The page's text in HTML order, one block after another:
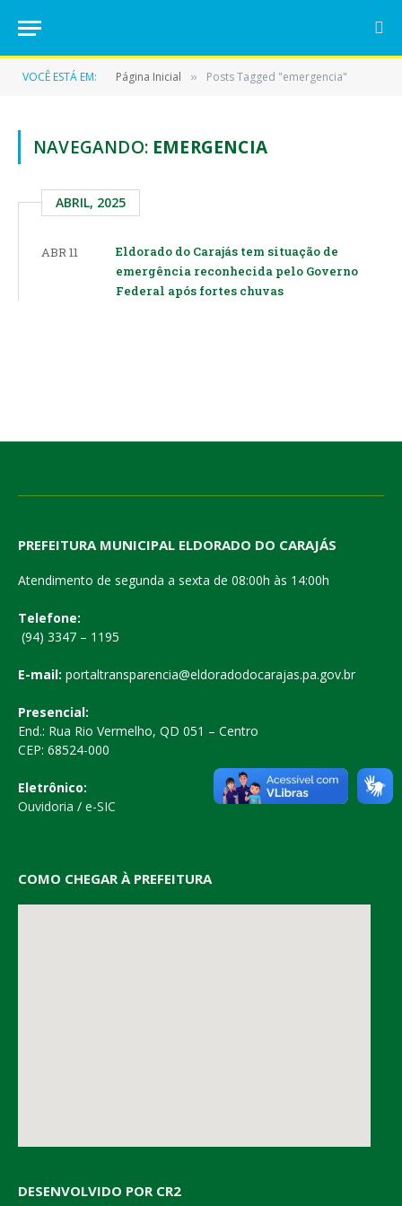
VOCÊ ESTÁ EM: Página Inicial » Posts Tagged "emergencia"
NAVEGANDO: EMERGENCIA
ABRIL, 2025
ABR 11
Eldorado do Carajás tem situação de
emergência reconhecida pelo Governo
Federal após fortes chuvas
PREFEITURA MUNICIPAL ELDORADO DO CARAJÁS
Atendimento de segunda a sexta de 08:00h às 14:00h
Telefone:
(94) 3347 – 1195
E-mail: portaltransparencia@eldoradodocarajas.pa.gov.br
Presencial:
End.: Rua Rio Vermelho, QD 051 – Centro
CEP: 68524-000
Eletrônico:
Ouvidoria / e-SIC
COMO CHEGAR À PREFEITURA
DESENVOLVIDO POR CR2